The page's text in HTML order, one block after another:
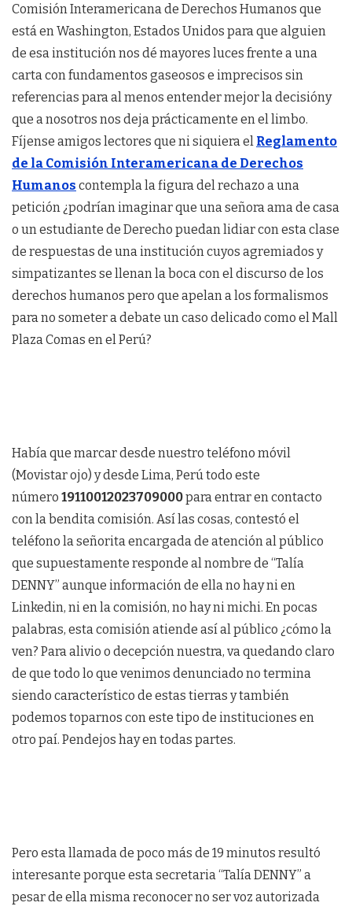
Comisión Interamericana de Derechos Humanos que
está en Washington, Estados Unidos para que alguien
de esa institución nos dé mayores luces frente a una
carta con fundamentos gaseosos e imprecisos sin
referencias para al menos entender mejor la decisióny
que a nosotros nos deja prácticamente en el limbo.
Fíjense amigos lectores que ni siquiera el Reglamento
de la Comisión Interamericana de Derechos
Humanos contempla la figura del rechazo a una
petición ¿podrían imaginar que una señora ama de casa
o un estudiante de Derecho puedan lidiar con esta clase
de respuestas de una institución cuyos agremiados y
simpatizantes se llenan la boca con el discurso de los
derechos humanos pero que apelan a los formalismos
para no someter a debate un caso delicado como el Mall
Plaza Comas en el Perú?
Había que marcar desde nuestro teléfono móvil
(Movistar ojo) y desde Lima, Perú todo este
número 19110012023709000para entrar en contacto
con la bendita comisión. Así las cosas, contestó el
teléfono la señorita encargada de atención al público
que supuestamente responde al nombre de “Talía
DENNY” aunque información de ella no hay ni en
Linkedin, ni en la comisión, no hay ni michi. En pocas
palabras, esta comisión atiende así al público ¿cómo la
ven? Para alivio o decepción nuestra, va quedando claro
de que todo lo que venimos denunciado no termina
siendo característico de estas tierras y también
podemos toparnos con este tipo de instituciones en
otro paí. Pendejos hay en todas partes.
Pero esta llamada de poco más de 19 minutos resultó
interesante porque esta secretaria “Talía DENNY” a
pesar de ella misma reconocer no ser voz autorizada